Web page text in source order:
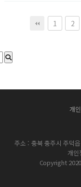
1 2
개
주소 : 충북 충주시 주덕
개인
Copyright